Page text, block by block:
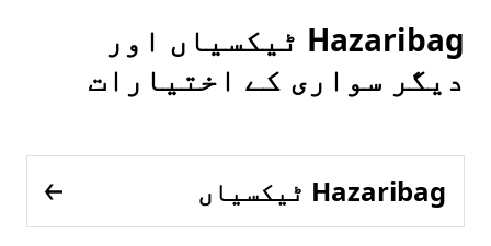
Hazaribag ٹیکسیاں اور
دیگر سواری کے اختیارات
Hazaribag ٹیکسیاں